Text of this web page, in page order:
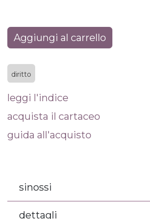
Aggiungi al carrello
diritto
leggi l'indice
acquista il cartaceo
guida all'acquisto
sinossi
dettagli